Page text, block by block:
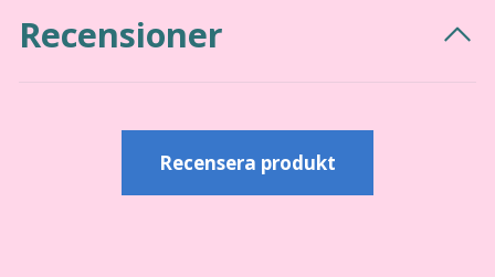
Recensioner
Recensera produkt